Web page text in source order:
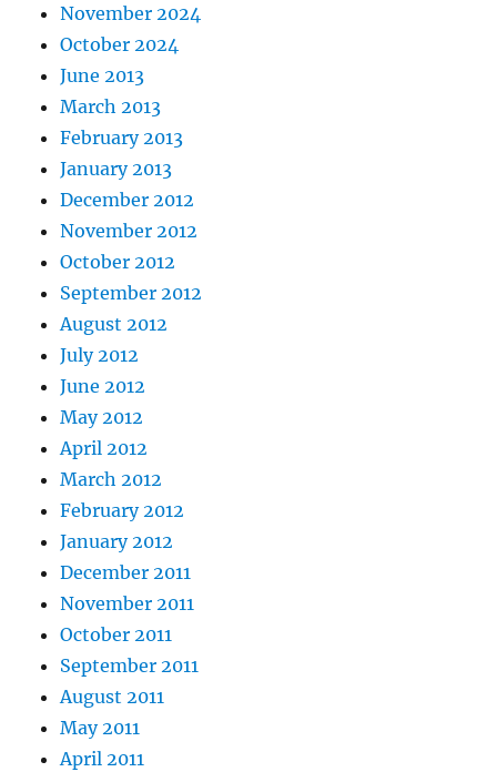
November 2024
October 2024
June 2013
March 2013
February 2013
January 2013
December 2012
November 2012
October 2012
September 2012
August 2012
July 2012
June 2012
May 2012
April 2012
March 2012
February 2012
January 2012
December 2011
November 2011
October 2011
September 2011
August 2011
May 2011
April 2011